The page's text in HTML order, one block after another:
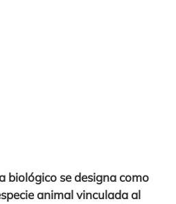
biológico se designa como
animal vinculada al